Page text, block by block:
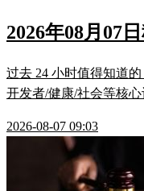
2026年08月07
过去 24 小时值得知道
开发者/健康/社会等核心
2026-08-07 09:03